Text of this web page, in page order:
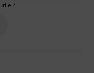
?
résumé comme utile
ce résumé comme